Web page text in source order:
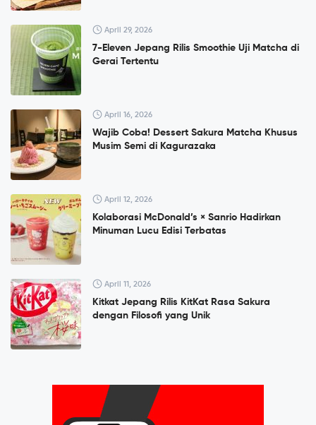
April 29, 2026
7-Eleven Jepang Rilis Smoothie Uji Matcha di
Gerai Tertentu
April 16, 2026
Wajib Coba! Dessert Sakura Matcha Khusus
Musim Semi di Kagurazaka
April 12, 2026
Kolaborasi McDonald’s × Sanrio Hadirkan
Minuman Lucu Edisi Terbatas
April 11, 2026
Kitkat Jepang Rilis KitKat Rasa Sakura
dengan Filosofi yang Unik